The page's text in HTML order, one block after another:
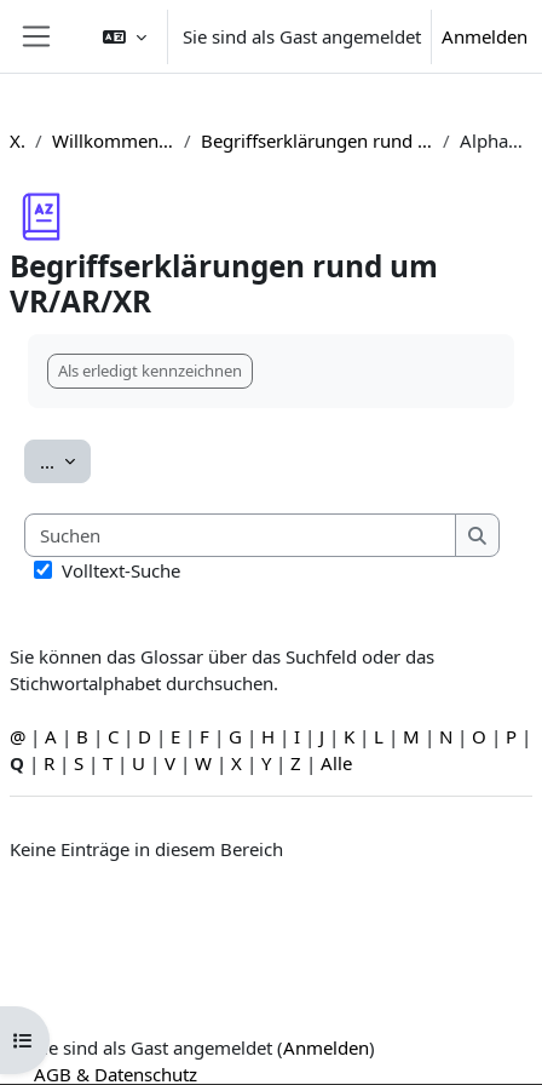
Website-Übersicht
Sie sind als Gast angemeldet Anmelden
Kursindex öffnen
XR Willkommensbereich Begriffserklärungen rund um VR/AR/XR Alphabetisch
Begriffserklärungen rund um
VR/AR/XR
Als erledigt kennzeichnen
... Einträge exportieren
Suchen
Suchen
Volltext-Suche
Sie können das Glossar über das Suchfeld oder das
Stichwortalphabet durchsuchen.
@ | A | B | C | D | E | F | G | H | I | J | K | L | M | N | O | P |
Q | R | S | T| U | V | W | X | Y| Z | Alle
Keine Einträge in diesem Bereich
Sie sind als Gast angemeldet (Anmelden)
AGB & Datenschutz